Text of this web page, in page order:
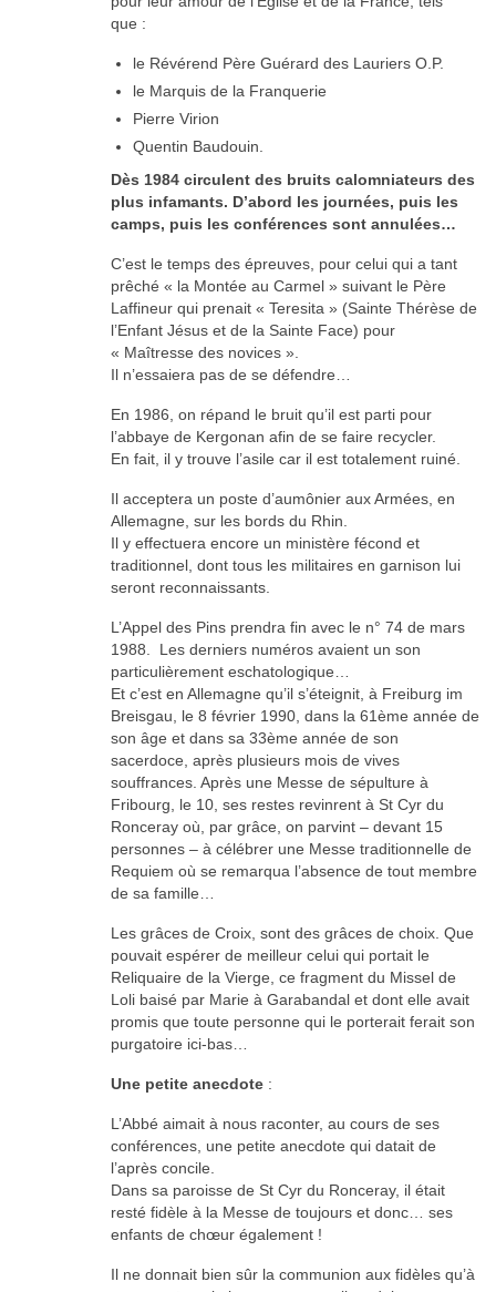
que :
le Révérend Père Guérard des Lauriers O.P.
le Marquis de la Franquerie
Pierre Virion
Quentin Baudouin.
Dès 1984 circulent des bruits calomniateurs des
plus infamants. D’abord les journées, puis les
camps, puis les conférences sont annulées…
C’est le temps des épreuves, pour celui qui a tant
prêché « la Montée au Carmel » suivant le Père
Laffineur qui prenait « Teresita » (Sainte Thérèse de
l’Enfant Jésus et de la Sainte Face) pour
« Maîtresse des novices ».
Il n’essaiera pas de se défendre…
En 1986, on répand le bruit qu’il est parti pour
l’abbaye de Kergonan afin de se faire recycler.
En fait, il y trouve l’asile car il est totalement ruiné.
Il acceptera un poste d’aumônier aux Armées, en
Allemagne, sur les bords du Rhin.
Il y effectuera encore un ministère fécond et
traditionnel, dont tous les militaires en garnison lui
seront reconnaissants.
L’Appel des Pins prendra fin avec le n° 74 de mars
1988. Les derniers numéros avaient un son
particulièrement eschatologique…
Et c’est en Allemagne qu’il s’éteignit, à Freiburg im
Breisgau, le 8 février 1990, dans la 61ème année de
son âge et dans sa 33ème année de son
sacerdoce, après plusieurs mois de vives
souffrances. Après une Messe de sépulture à
Fribourg, le 10, ses restes revinrent à St Cyr du
Ronceray où, par grâce, on parvint – devant 15
personnes – à célébrer une Messe traditionnelle de
Requiem où se remarqua l’absence de tout membre
de sa famille…
Les grâces de Croix, sont des grâces de choix. Que
pouvait espérer de meilleur celui qui portait le
Reliquaire de la Vierge, ce fragment du Missel de
Loli baisé par Marie à Garabandal et dont elle avait
promis que toute personne qui le porterait ferait son
purgatoire ici-bas…
Une petite anecdote :
L’Abbé aimait à nous raconter, au cours de ses
conférences, une petite anecdote qui datait de
l’après concile.
Dans sa paroisse de St Cyr du Ronceray, il était
resté fidèle à la Messe de toujours et donc… ses
enfants de chœur également !
Il ne donnait bien sûr la communion aux fidèles qu’à